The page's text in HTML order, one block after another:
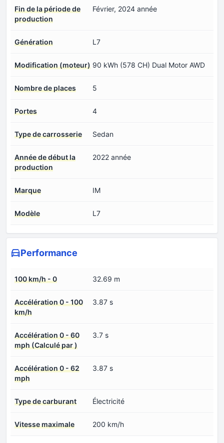
Fin de la période de
production
Février, 2024 année
Génération L7
Modification (moteur) 90 kWh (578 CH) Dual Motor AWD
Nombre de places 5
Portes 4
Type de carrosserie Sedan
Année de début la
production
2022 année
Marque IM
Modèle L7
Performance
100 km/h - 0 32.69 m
Accélération 0 - 100
km/h
3.87 s
Accélération 0 - 60
mph (Calculé par )
3.7 s
Accélération 0 - 62
mph
3.87 s
Type de carburant Électricité
Vitesse maximale 200 km/h